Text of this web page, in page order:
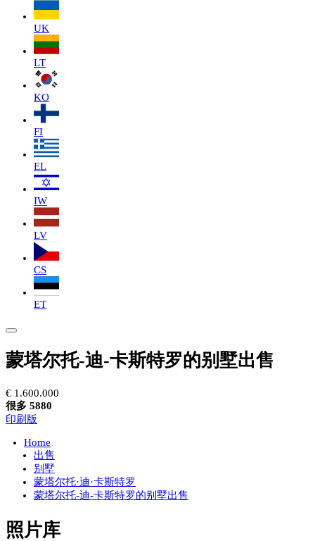
UK
LT
KO
FI
EL
IW
LV
CS
ET
蒙塔尔托-迪-卡斯特罗的别墅出售
€ 1.600.000
很多 5880
印刷版
Home
出售
别墅
蒙塔尔托·迪·卡斯特罗
蒙塔尔托-迪-卡斯特罗的别墅出售
照片库